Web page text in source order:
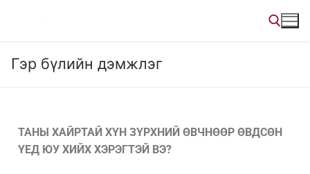
Гэр бүлийн дэмжлэг
ТАНЫ ХАЙРТАЙ ХҮН ЗҮРХНИЙ ӨВЧНӨӨР ӨВДСӨН
ҮЕД ЮУ ХИЙХ ХЭРЭГТЭЙ ВЭ?